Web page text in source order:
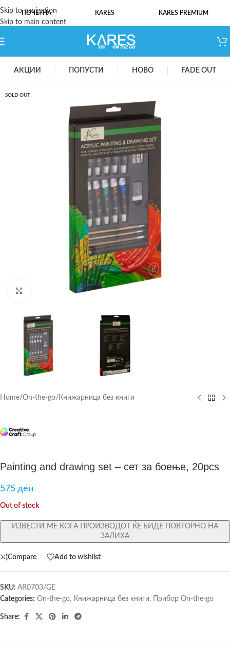
Skip to navigation
Skip to main content
ПОЧЕТНА KARES KARES PREMIUM
АКЦИИ ПОПУСТИ НОВО FADE OUT
SOLD OUT
Click to enlarge
Home/On-the-go/ Книжарница без книги
Painting and drawing set – сет за боење, 20pcs
575 ден
Out of stock
ИЗВЕСТИ МЕ КОГА ПРОИЗВОДОТ ЌЕ БИДЕ ПОВТОРНО НА
ЗАЛИХА
Compare Add to wishlist
SKU: AR0703/GE
Categories: On-the-go, Книжарница без книги, Прибор On-the-go
Share: